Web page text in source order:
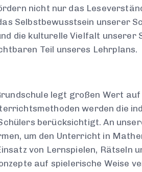
nicht nur das
Selbstbewusstsein unserer
die kulturelle Vielfalt unserer
Teil unseres Lehrplans.
legt großen Wert auf
werden die
berücksichtigt. An
um den Unterricht in
von Lernspielen, Rätseln
auf spielerische Weise